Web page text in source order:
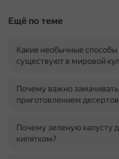
Ещё по теме
Какие необычные способы
существуют в мировой
Почему важно
приготовлением
Почему зеленую капусту
кипятком?